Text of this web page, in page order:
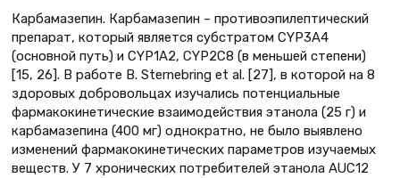
Карбамазепин. Карбамазепин – противоэпилептический
препарат, который является субстратом CYP3A4
(основной путь) и CYP1A2, CYP2C8 (в меньшей степени)
[15, 26]. В работе B. Sternebring et al. [27], в которой на 8
здоровых добровольцах изучались потенциальные
фармакокинетические взаимодействия этанола (25 г) и
карбамазепина (400 мг) однократно, не было выявлено
изменений фармакокинетических параметров изучаемых
веществ. У 7 хронических потребителей этанола AUC12